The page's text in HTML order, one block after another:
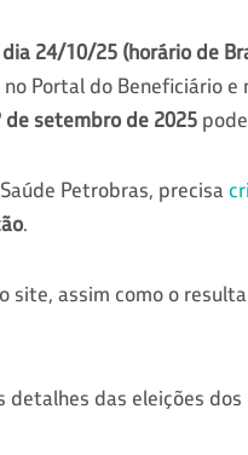
24/10/25 (horário de
Portal do Beneficiário e
de setembro de 2025
Petrobras, precisa
.
site, assim como o
das eleições dos